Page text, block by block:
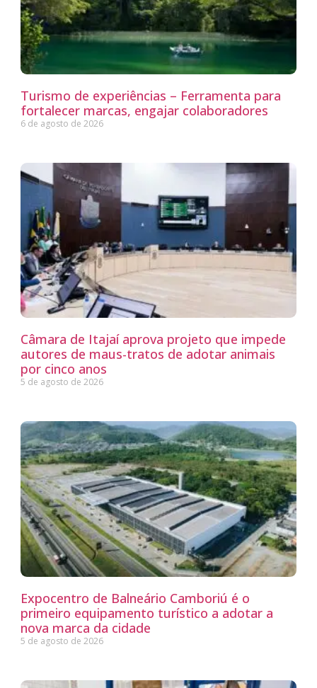
Turismo de experiências – Ferramenta para
fortalecer marcas, engajar colaboradores
6 de agosto de 2026
Câmara de Itajaí aprova projeto que impede
autores de maus-tratos de adotar animais
por cinco anos
5 de agosto de 2026
Expocentro de Balneário Camboriú é o
primeiro equipamento turístico a adotar a
nova marca da cidade
5 de agosto de 2026